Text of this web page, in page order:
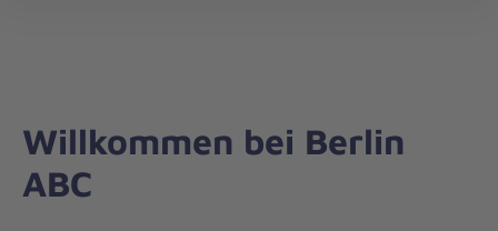
Willkommen bei Berlin
ABC